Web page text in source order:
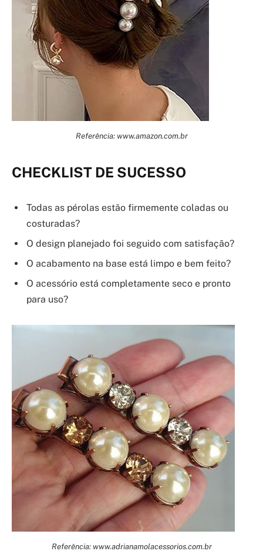
Referência: www.amazon.com.br
CHECKLIST DE SUCESSO
Todas as pérolas estão firmemente coladas ou
costuradas?
O design planejado foi seguido com satisfação?
O acabamento na base está limpo e bem feito?
O acessório está completamente seco e pronto
para uso?
Referência: www.adrianamolacessorios.com.br